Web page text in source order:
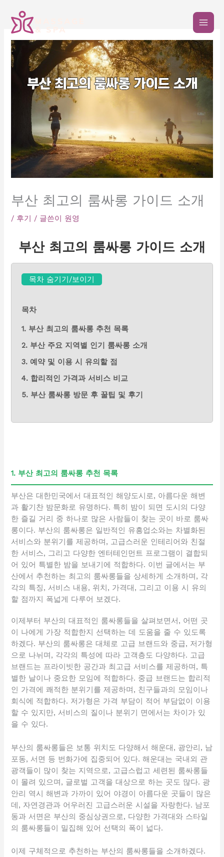
부산 최고의 룸싸롱 가이드 소개
/ 후기 / 글쓴이 원영
부산 최고의 룸싸롱 가이드 소개
목차 숨기기/보이기
목차
1. 부산 최고의 룸싸롱 추천 목록
2. 부산 주요 지역별 인기 룸싸롱 소개
3. 예약 및 이용 시 유의할 점
4. 합리적인 가격과 서비스 비교
5. 부산 룸싸롱 방문 후 꿀팁 및 후기
1. 부산 최고의 룸싸롱 추천 목록
부산은 대한민국에서 대표적인 해양도시로, 아름다운 해변
과 활기찬 밤문화로 유명하다. 특히 밤이 되면 도시의 다양
한 즐길 거리 중 하나로 많은 사람들이 찾는 곳이 바로 룸싸
롱이다. 부산의 룸싸롱은 일반적인 유흥업소와는 차별화된
서비스와 분위기를 제공하며, 고급스러운 인테리어와 친절
한 서비스, 그리고 다양한 엔터테인먼트 프로그램이 결합되
어 있어 특별한 밤을 보내기에 적합하다. 이번 글에서는 부
산에서 추천하는 최고의 룸싸롱들을 상세하게 소개하며, 각
각의 특징, 서비스 내용, 위치, 가격대, 그리고 이용 시 유의
할 점까지 폭넓게 다루어 보겠다.
이제부터 부산의 대표적인 룸싸롱들을 살펴보면서, 어떤 곳
이 나에게 가장 적합한지 선택하는 데 도움을 줄 수 있도록
하겠다. 부산의 룸싸롱은 대체로 고급 브랜드와 중급, 저가형
으로 나뉘며, 각각의 특성에 따라 고객층도 다양하다. 고급
브랜드는 프라이빗한 공간과 최고급 서비스를 제공하며, 특
별한 날이나 중요한 모임에 적합하다. 중급 브랜드는 합리적
인 가격에 쾌적한 분위기를 제공하며, 친구들과의 모임이나
회식에 적합하다. 저가형은 가격 부담이 적어 부담없이 이용
할 수 있지만, 서비스의 질이나 분위기 면에서는 차이가 있
을 수 있다.
부산의 룸싸롱들은 보통 위치도 다양해서 해운대, 광안리, 남
포동, 서면 등 번화가에 집중되어 있다. 해운대는 국내외 관
광객들이 많이 찾는 지역으로, 고급스럽고 세련된 룸싸롱들
이 몰려 있으며, 글로벌 고객을 대상으로 하는 곳도 많다. 광
안리 역시 해변과 가까이 있어 야경이 아름다운 곳들이 많은
데, 자연경관과 어우러진 고급스러운 시설을 자랑한다. 남포
동과 서면은 부산의 중심상권으로, 다양한 가격대와 스타일
의 룸싸롱들이 밀집해 있어 선택의 폭이 넓다.
이제 구체적으로 추천하는 부산의 룸싸롱들을 소개하겠다.